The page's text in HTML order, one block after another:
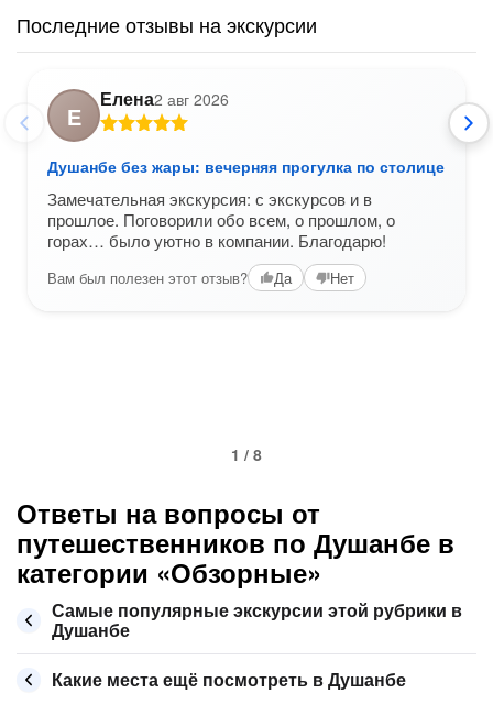
Последние отзывы на экскурсии
Е
Елена2 авг 2026
Душанбе без жары: вечерняя прогулка по столице
Замечательная экскурсия: с экскурсов и в
прошлое. Поговорили обо всем, о прошлом, о
горах… было уютно в компании. Благодарю!
Вам был полезен этот отзыв? Да Нет
1 / 8
Ответы на вопросы от
путешественников по Душанбе в
категории «Обзорные»
Самые популярные экскурсии этой рубрики в
Душанбе
Какие места ещё посмотреть в Душанбе